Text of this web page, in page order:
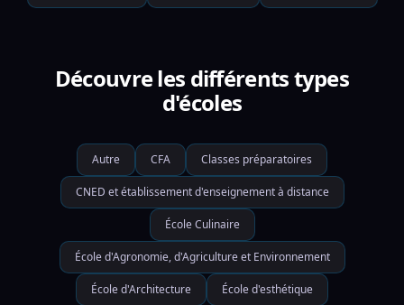
Découvre les différents types
d'écoles
Autre CFA Classes préparatoires
CNED et établissement d'enseignement à distance
École Culinaire
École d'Agronomie, d'Agriculture et Environnement
École d'Architecture École d'esthétique